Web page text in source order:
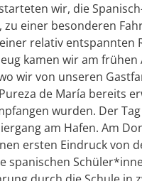
wir, die
zu einer besonderen
relativ entspannten
kamen wir am frühen
wir von unseren
de María bereits
wurden. Der
am Hafen. Am
ersten Eindruck von
spanischen